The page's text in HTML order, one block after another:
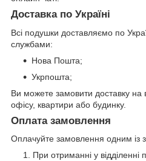
Доставка по Україні
Всі подушки доставляємо по
службами:
Нова Пошта;
Укрпошта;
Ви можете замовити доставку на
офісу, квартири або будинку.
Оплата замовлення
Оплачуйте замовлення одним із
При отриманні у відділенні